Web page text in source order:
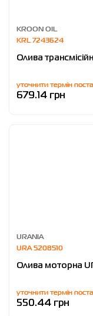
KROON OIL
KRL 7243624
Олива
уточнити термін
679.14 грн
URANIA
URA 5208510
Олива моторна
уточнити термін
550.44 грн